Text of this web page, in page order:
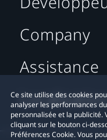
Ce site utilise des cookies
analyser les performances
personnalisée et la publicité.
cliquant sur le bouton ci-
Préférences Cookie. Vous
Company
Assistance